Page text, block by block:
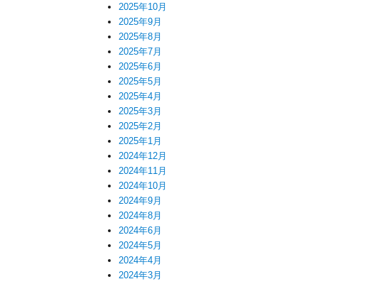
2025年10月
2025年9月
2025年8月
2025年7月
2025年6月
2025年5月
2025年4月
2025年3月
2025年2月
2025年1月
2024年12月
2024年11月
2024年10月
2024年9月
2024年8月
2024年6月
2024年5月
2024年4月
2024年3月